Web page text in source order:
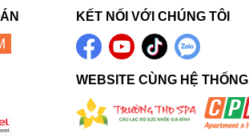
KẾT NỐI VỚI CHÚNG TÔI
WEBSITE CÙNG HỆ THỐNG